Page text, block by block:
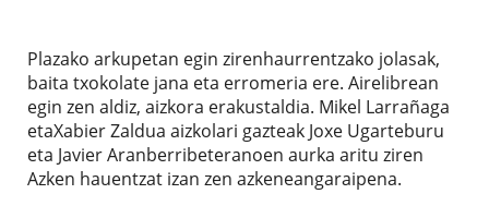
Plazako arkupetan egin zirenhaurrentzako jolasak,
baita txokolate jana eta erromeria ere. Airelibrean
egin zen aldiz, aizkora erakustaldia. Mikel Larrañaga
etaXabier Zaldua aizkolari gazteak Joxe Ugarteburu
eta Javier Aranberribeteranoen aurka aritu ziren
Azken hauentzat izan zen azkeneangaraipena.